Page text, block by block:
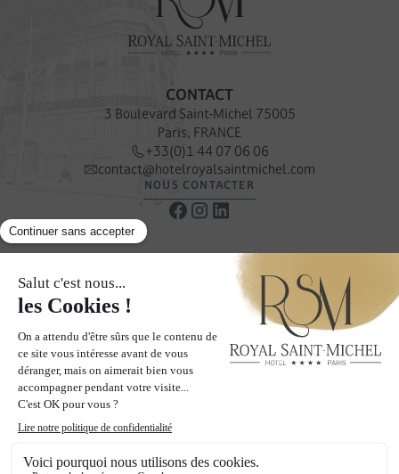
CONTACT
3 Boulevard Saint-Michel 75005
Paris, FRANCE
+33(0)1 44 07 06 06
contact@hotelroyalsaintmichel.com
NOUS CONTACTER
NEWSLETTER
Recevoir nos offres & promotions privilégiées
S’INSCRIRE À LA NEWSLETTER
LES PAGES
Hotel
Chambres
Blog